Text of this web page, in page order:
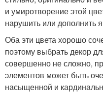
и умиротворение этой
нарушить или дополнить
Оба эти цвета хорошо
поэтому выбрать декор
совершенно не сложно,
элементов может быть
насыщенной и